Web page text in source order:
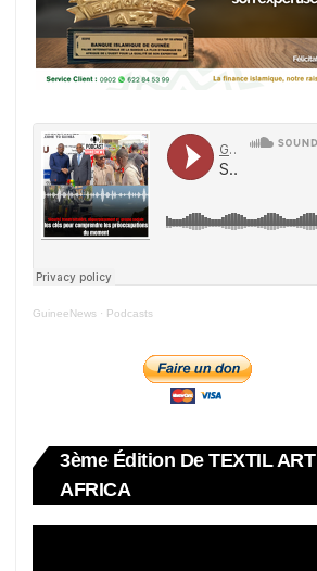
GuineeNews · Podcasts
3ème Édition De TEXTIL ART
AFRICA